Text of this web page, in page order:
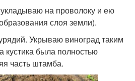
на проволоку и ею
слоя земли).
Укрываю виноград таким
кустика была полностью
часть штамба.